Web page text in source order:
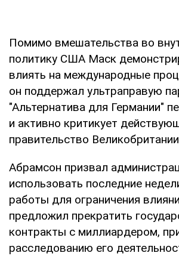
Помимо вмешательства во
политику США Маск
влиять на международные
он поддержал ультраправую
"Альтернатива для Германии"
и активно критикует
правительство
Абрамсон призвал
использовать последние
работы для ограничения
предложил прекратить
контракты с миллиардером,
расследованию его